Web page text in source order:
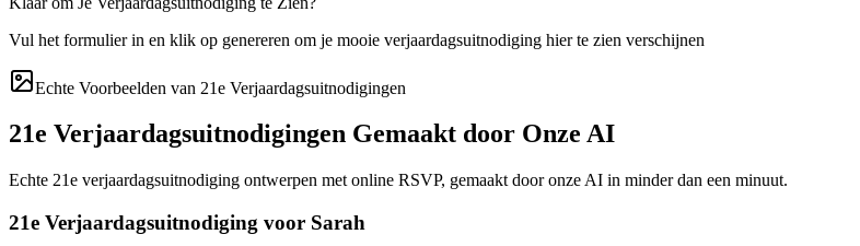
Vul het formulier in en klik op genereren om je mooie verjaardagsuitnodiging hier te zien verschijnen
Echte Voorbeelden van 21e Verjaardagsuitnodigingen
21e Verjaardagsuitnodigingen Gemaakt door Onze AI
Echte 21e verjaardagsuitnodiging ontwerpen met online RSVP, gemaakt door onze AI in minder dan een minuut.
21e Verjaardagsuitnodiging voor Sarah